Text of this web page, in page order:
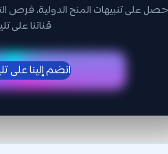
على تنبيهات المنح الدولية، فرص
قناتنا على
انضم إلينا على